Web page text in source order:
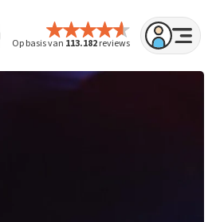
Op basis van 113.182reviews